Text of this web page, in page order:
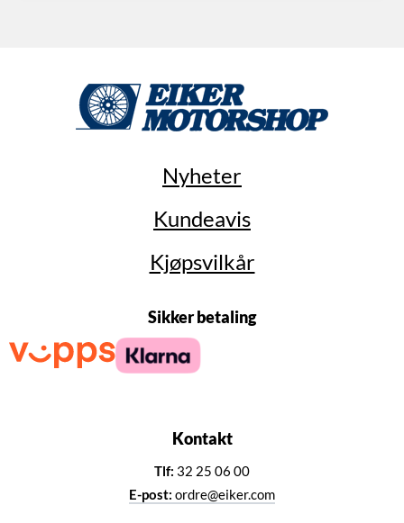
Nyheter
Kundeavis
Kjøpsvilkår
Sikker betaling
Kontakt
Tlf: 32 25 06 00
E-post: ordre@eiker.com